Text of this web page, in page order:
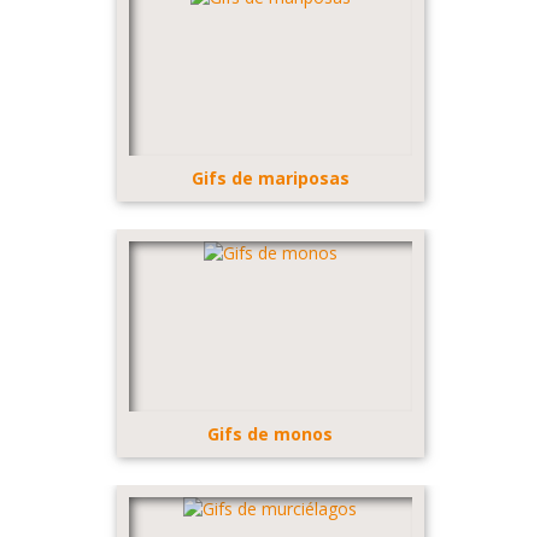
Gifs de mariposas
Gifs de monos